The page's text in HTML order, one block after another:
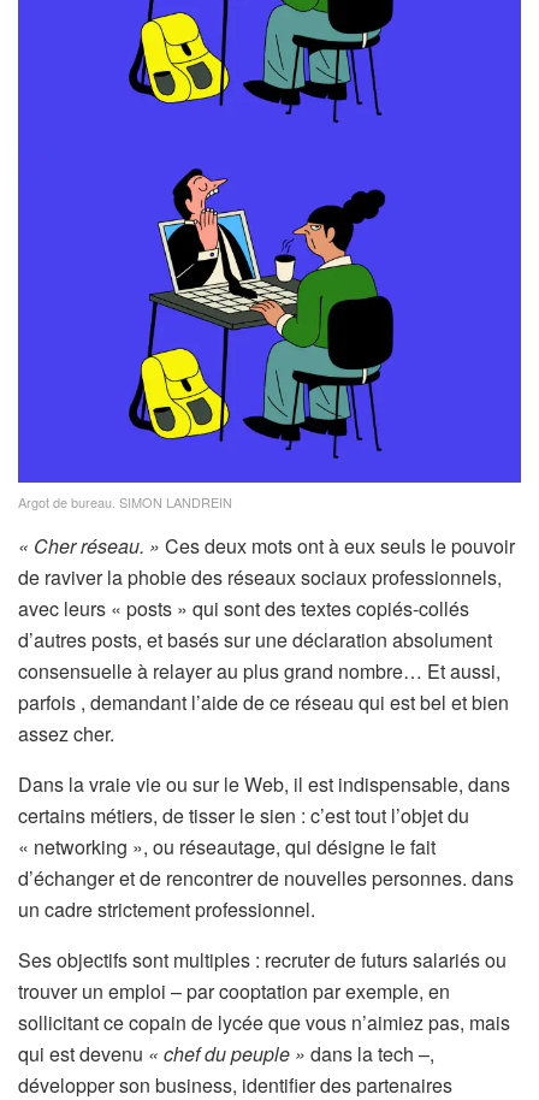
Argot de bureau. SIMON LANDREIN
« Cher réseau. » Ces deux mots ont à eux seuls le pouvoir
de raviver la phobie des réseaux sociaux professionnels,
avec leurs « posts » qui sont des textes copiés-collés
d’autres posts, et basés sur une déclaration absolument
consensuelle à relayer au plus grand nombre… Et aussi,
parfois , demandant l’aide de ce réseau qui est bel et bien
assez cher.
Dans la vraie vie ou sur le Web, il est indispensable, dans
certains métiers, de tisser le sien : c’est tout l’objet du
« networking », ou réseautage, qui désigne le fait
d’échanger et de rencontrer de nouvelles personnes. dans
un cadre strictement professionnel.
Ses objectifs sont multiples : recruter de futurs salariés ou
trouver un emploi – par cooptation par exemple, en
sollicitant ce copain de lycée que vous n’aimiez pas, mais
qui est devenu « chef du peuple » dans la tech –,
développer son business, identifier des partenaires